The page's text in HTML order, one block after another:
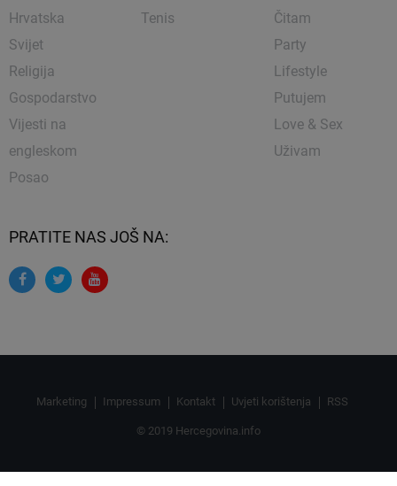
Hrvatska
Svijet
Religija
Gospodarstvo
Vijesti na
engleskom
Posao
Tenis
Čitam
Party
Lifestyle
Putujem
Love & Sex
Uživam
PRATITE NAS JOŠ NA:
Marketing Impressum Kontakt Uvjeti korištenja RSS
© 2019 Hercegovina.info